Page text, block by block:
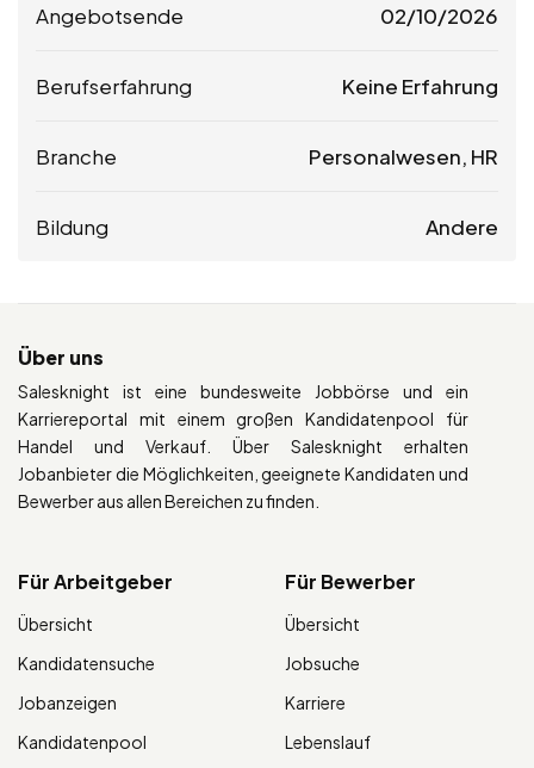
Angebotsende 02/10/2026
Berufserfahrung Keine Erfahrung
Branche Personalwesen, HR
Bildung Andere
Über uns
Salesknight ist eine bundesweite Jobbörse und ein
Karriereportal mit einem großen Kandidatenpool für
Handel und Verkauf. Über Salesknight erhalten
Jobanbieter die Möglichkeiten, geeignete Kandidaten und
Bewerber aus allen Bereichen zu finden.
Für Arbeitgeber
Übersicht
Kandidatensuche
Jobanzeigen
Kandidatenpool
Für Bewerber
Übersicht
Jobsuche
Karriere
Lebenslauf